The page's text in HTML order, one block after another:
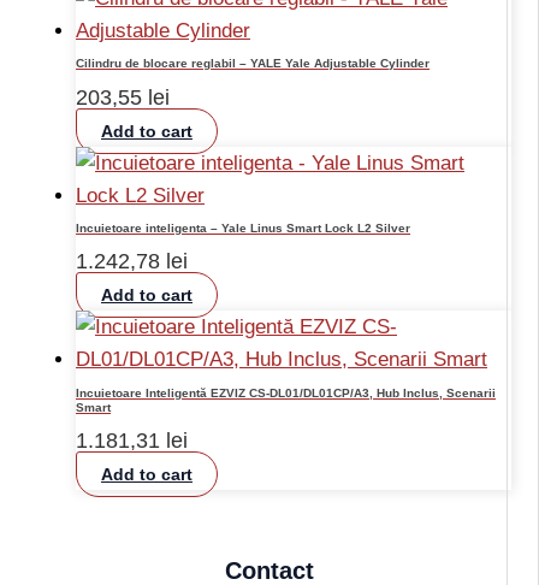
Cilindru de blocare reglabil – YALE Yale Adjustable Cylinder
203,55 lei
Add to cart
Incuietoare inteligenta – Yale Linus Smart Lock L2 Silver
1.242,78 lei
Add to cart
Incuietoare Inteligentă EZVIZ CS-DL01/DL01CP/A3, Hub Inclus, Scenarii
Smart
1.181,31 lei
Add to cart
Contact